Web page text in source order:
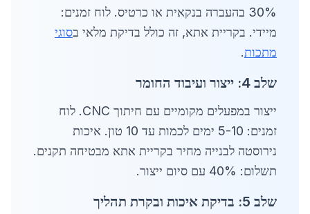
30% בהעברה בנקאית או כרטיס. לוח זמנים:
מיידי. בקריית אתא, זה כולל בדיקת מלאי בסוגי
מתכות.
שלב 4: ייצור ועיבוד החומר
ייצור במפעלים מקומיים עם חיתוך CNC. לוח
זמנים: 5-10 ימים לכמות עד 10 טון. איכות
נירוסטה לבנייה מחיר בקריית אתא מבטיחה תקנים.
תשלום: 40% עם סיום ייצור.
שלב 5: בדיקת איכות ובקרת תהליך